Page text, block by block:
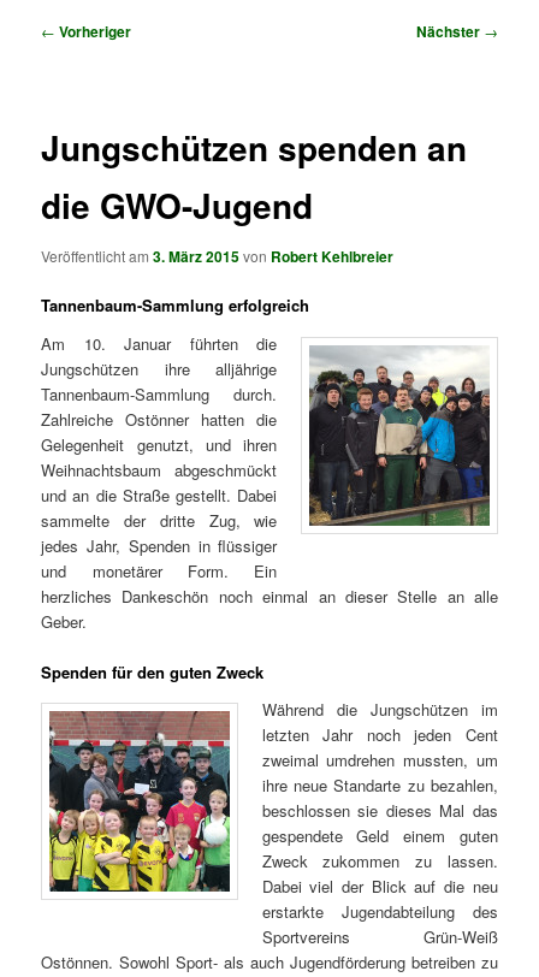
Beitragsnavigation
← Vorheriger Nächster →
Jungschützen spenden an
die GWO-Jugend
Veröffentlicht am3. März 2015von Robert Kehlbreier
Tannenbaum-Sammlung erfolgreich
Am 10. Januar führten die
Jungschützen ihre alljährige
Tannenbaum-Sammlung durch.
Zahlreiche Ostönner hatten die
Gelegenheit genutzt, und ihren
Weihnachtsbaum abgeschmückt
und an die Straße gestellt. Dabei
sammelte der dritte Zug, wie
jedes Jahr, Spenden in flüssiger
und monetärer Form. Ein
herzliches Dankeschön noch einmal an dieser Stelle an alle
Geber.
Spenden für den guten Zweck
Während die Jungschützen im
letzten Jahr noch jeden Cent
zweimal umdrehen mussten, um
ihre neue Standarte zu bezahlen,
beschlossen sie dieses Mal das
gespendete Geld einem guten
Zweck zukommen zu lassen.
Dabei viel der Blick auf die neu
erstarkte Jugendabteilung des
Sportvereins Grün-Weiß
Ostönnen. Sowohl Sport- als auch Jugendförderung betreiben zu